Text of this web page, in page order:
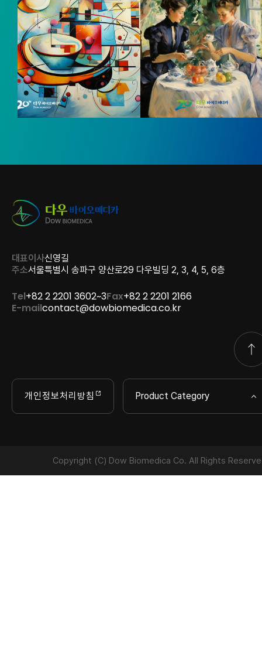
대표이사신영길
주소서울특별시 송파구 양산로29 다우빌딩 2, 3, 4, 5, 6층
Tel+82 2 2201 3602~3Fax+82 2 2201 2166
E-mailcontact@dowbiomedica.co.kr
개인정보처리방침 Product Category
Copyright (C) Dow Biomedica Co. All Rights